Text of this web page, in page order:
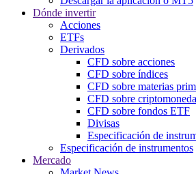
Dónde invertir
Acciones
ETFs
Derivados
CFD sobre acciones
CFD sobre índices
CFD sobre materias
CFD sobre
CFD sobre fondos ETF
Divisas
Especificación de
Especificación de instrumentos
Mercado